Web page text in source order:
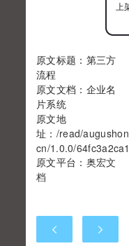
原文标题：第三方
流程
原文文档：企业名
片系统
原文地
址： /read/
cn/1.0.0/
原文平台： 奥宏文
档